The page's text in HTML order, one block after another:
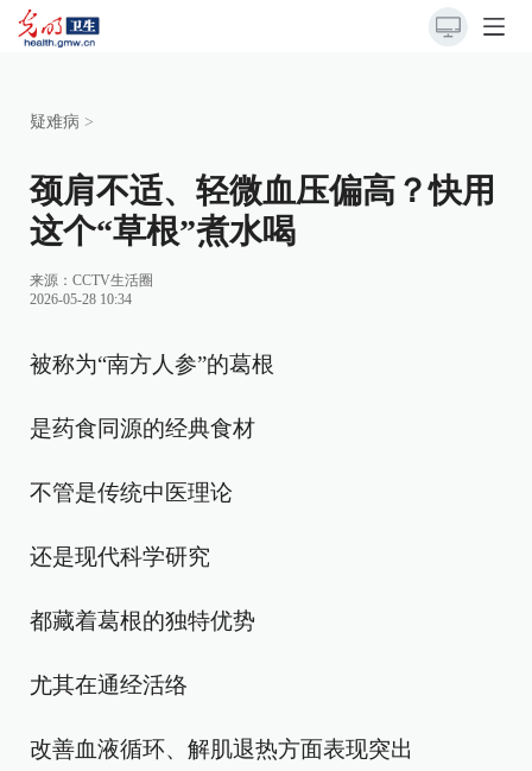
疑难病 >
颈肩不适、轻微血压偏高？快用
这个“草根”煮水喝
来源： CCTV生活圈
2026-05-28 10:34
被称为“南方人参”的葛根
是药食同源的经典食材
不管是传统中医理论
还是现代科学研究
都藏着葛根的独特优势
尤其在通经活络
改善血液循环、解肌退热方面表现突出